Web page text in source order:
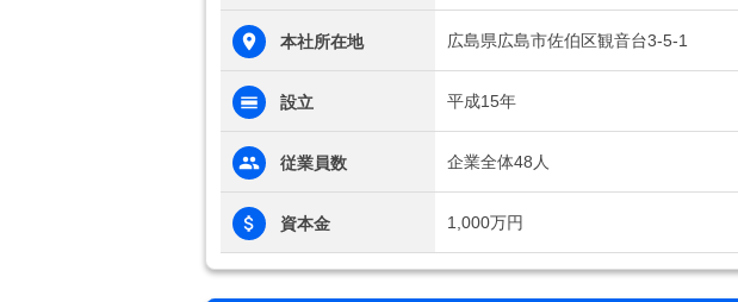
本社所在地 広島県広島市佐伯区観音台3-5-1
設立 平成15年
従業員数 企業全体48人
資本金 1,000万円